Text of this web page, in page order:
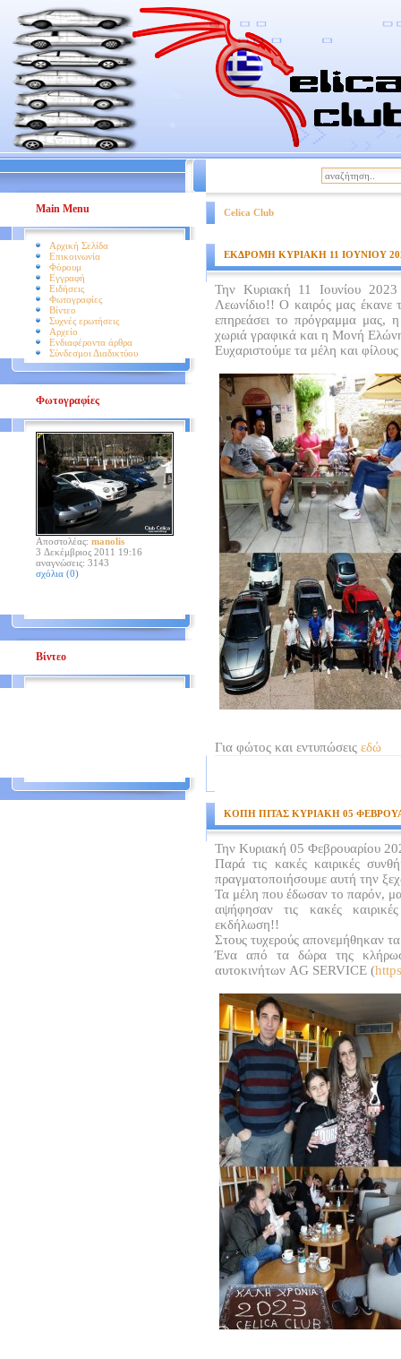
Main Menu
Αρχική Σελίδα
Επικοινωνία
Φόρουμ
Εγγραφή
Ειδήσεις
Φωτογραφίες
Βίντεο
Συχνές ερωτήσεις
Αρχείο
Ενδιαφέροντα άρθρα
Σύνδεσμοι Διαδικτύου
Φωτογραφίες
Αποστολέας: manolis
3 Δεκέμβριος 2011 19:16
αναγνώσεις: 3143
σχόλια (0)
Βίντεο
Celica Club
ΕΚΔΡΟΜΗ ΚΥΡΙΑΚΗ 11 ΙΟΥΝΙΟΥ
Την Κυριακή 11 Ιουνίου
Λεωνίδιο!! Ο καιρός μας έκανε
επηρεάσει το πρόγραμμα μας,
χωριά γραφικά και η Μονή
Ευχαριστούμε τα μέλη και
Για φώτος και εντυπώσεις εδώ
ΚΟΠΗ ΠΙΤΑΣ ΚΥΡΙΑΚΗ 05
Την Κυριακή 05 Φεβρουαρίου
Παρά τις κακές καιρικές
πραγματοποιήσουμε αυτή την
Τα μέλη που έδωσαν το παρόν,
αψήφησαν τις κακές
εκδήλωση!!
Στους τυχερούς απονεμήθηκαν
Ένα από τα δώρα της
αυτοκινήτων AG SERVICE (